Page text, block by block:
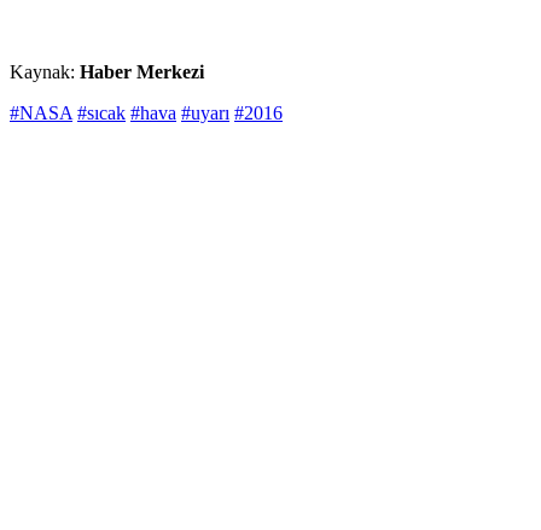
Kaynak: Haber Merkezi
#NASA #sıcak #hava #uyarı #2016